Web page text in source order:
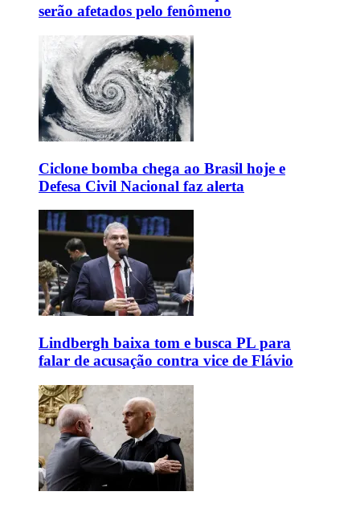
serão afetados pelo fenômeno
Ciclone bomba chega ao Brasil hoje e
Defesa Civil Nacional faz alerta
Lindbergh baixa tom e busca PL para
falar de acusação contra vice de Flávio